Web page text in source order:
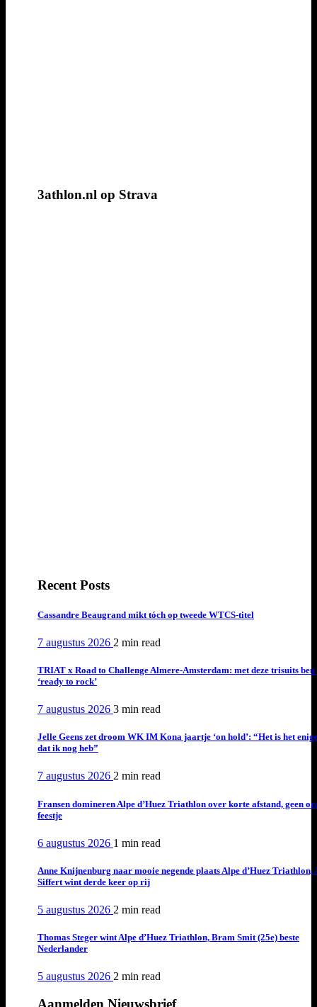
3athlon.nl op Strava
Recent Posts
Cassandre Beaugrand mikt tóch op tweede WTCS-titel
7 augustus 2026 2 min read
TRIAT x Road to Challenge Almere-Amsterdam: met deze trisuits ben
‘ready to rock’
7 augustus 2026 3 min read
Jelle Geens zet droom WK IM Kona jaartje ‘on hold’: “Het is het
dat ik nog heb”
7 augustus 2026 2 min read
Fransen domineren Alpe d’Huez Triathlon over korte afstand, geen
feestje
6 augustus 2026 1 min read
Anne Knijnenburg naar mooie negende plaats Alpe d’Huez Triathlon,
Siffert wint derde keer op rij
5 augustus 2026 2 min read
Thomas Steger wint Alpe d’Huez Triathlon, Bram Smit (25e) beste
Nederlander
5 augustus 2026 2 min read
Aanmelden Nieuwsbrief